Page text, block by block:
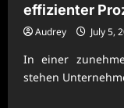
effizienter
Audrey July 5,
In einer
stehen